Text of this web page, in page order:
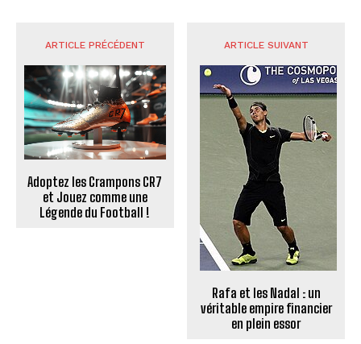
ARTICLE PRÉCÉDENT
Adoptez les Crampons CR7
et Jouez comme une
Légende du Football !
ARTICLE SUIVANT
Rafa et les Nadal : un
véritable empire financier
en plein essor